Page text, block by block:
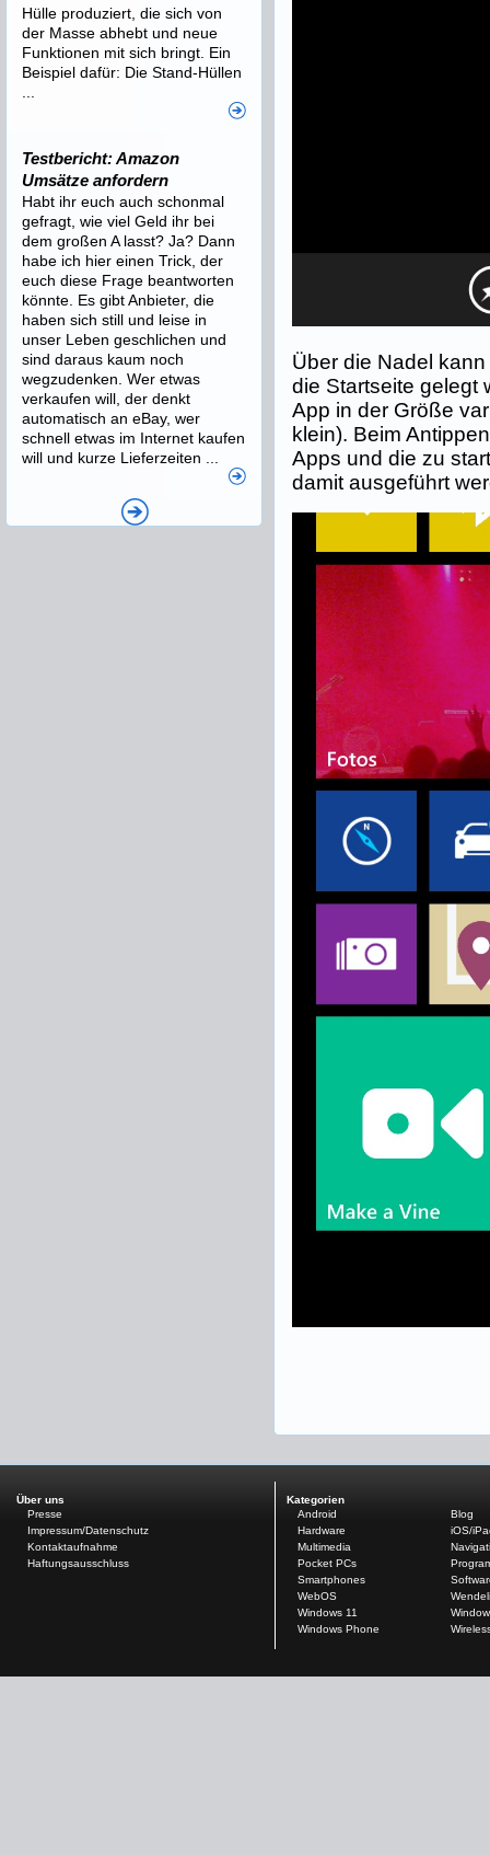
Über die Nadel
die Startseite gelegt
App in der Größe
klein). Beim
Apps und die zu
damit ausgeführt
Hülle produziert, die sich von
der Masse abhebt und neue
Funktionen mit sich bringt. Ein
Beispiel dafür: Die Stand-Hüllen
Testbericht: Amazon
Umsätze anfordern
Habt ihr euch auch schonmal
gefragt, wie viel Geld ihr bei
dem großen A lasst? Ja? Dann
habe ich hier einen Trick, der
euch diese Frage beantworten
könnte. Es gibt Anbieter, die
haben sich still und leise in
unser Leben geschlichen und
sind daraus kaum noch
wegzudenken. Wer etwas
verkaufen will, der denkt
automatisch an eBay, wer
schnell etwas im Internet kaufen
will und kurze Lieferzeiten ...
Über uns
Presse
Impressum/Datenschutz
Kontaktaufnahme
Haftungsausschluss
Kategorien
Android
Blog
Hardware
iOS/
Multimedia
Pocket PCs
Smartphones
WebOS
Windows 11
Windows Phone